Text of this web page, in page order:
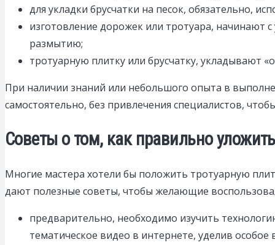
для укладки брусчатки на песок, обязательно,
изготовление дорожек или тротуара, начинают
размытию;
тротуарную плитку или брусчатку, укладывают
При наличии знаний или небольшого опыта в
самостоятельно, без привлечения специалистов,
Советы о том, как правильно
Многие мастера хотели бы положить тротуарную
дают полезные советы, чтобы желающие
предварительно, необходимо изучить
тематическое видео в интернете, уделив